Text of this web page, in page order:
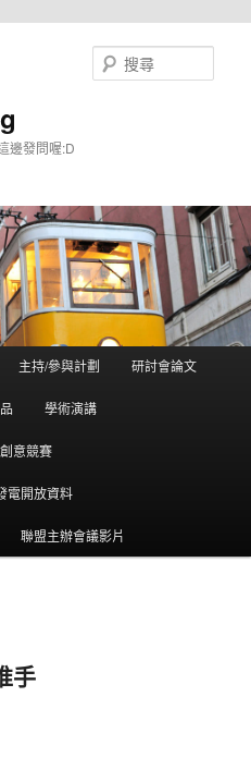
邊發問喔:D
尋
主持/參與計劃 研討會論文
學術演講
創意競賽
電開放資料
聯盟主辦會議影片
手